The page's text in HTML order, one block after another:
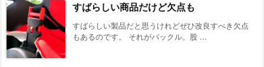
すばらしい商品だけど欠点も
すばらしい製品だと思うけれどぜひ改良すべき欠点
もあるのです。 それがバックル。股 ...